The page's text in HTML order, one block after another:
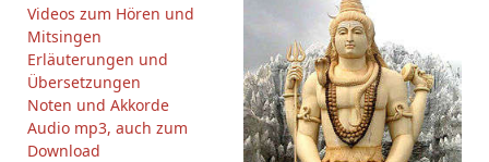
Videos zum Hören und
Mitsingen
Erläuterungen und
Übersetzungen
Noten und Akkorde
Audio mp3, auch zum
Download